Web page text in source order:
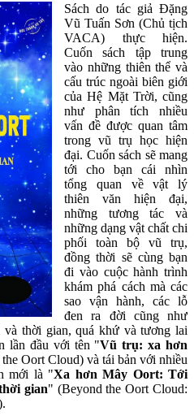
Sách do tác giả Đặng
Vũ Tuấn Sơn (Chủ tịch
VACA) thực hiện.
Cuốn sách tập trung
vào những thiên thể và
cấu trúc ngoài biên giới
của Hệ Mặt Trời, cũng
như phân tích nhiều
vấn đề được quan tâm
trong vũ trụ học hiện
đại. Cuốn sách sẽ mang
tới cho bạn cái nhìn
tổng quan về vật lý
thiên văn hiện đại,
những tương tác và
những dạng vật chất chi
phối toàn bộ vũ trụ,
đồng thời sẽ cùng bạn
đi vào cuộc hành trình
khám phá cách mà các
sao vận hành, các lỗ
đen ra đời cũng như
và thời gian, quá khứ và tương lai
lần đầu với tên "Vũ trụ: xa hơn
Oort Cloud) và tái bản với nhiều
mới là "Xa hơn Mây Oort: Tới
gian" (Beyond the Oort Cloud: